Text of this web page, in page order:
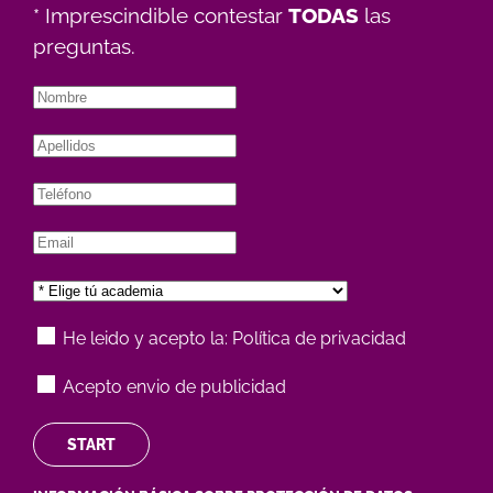
* Imprescindible contestar TODAS las
preguntas.
He leido y acepto la: Política de privacidad
Acepto envio de publicidad
START